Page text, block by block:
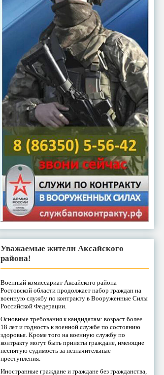
Уважаемые жители Аксайского
района!
Военный комиссариат Аксайского района
Ростовской области продолжает набор граждан на
военную службу по контракту в Вооруженные Силы
Российской Федерации.
Основные требования к кандидатам: возраст более
18 лет и годность к военной службе по состоянию
здоровья. Кроме того на военную службу по
контракту могут быть приняты граждане, имеющие
неснятую судимость за незначительные
преступления.
Иностранные граждане и граждане без гражданства,